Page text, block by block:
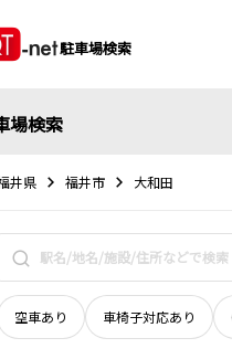
駐車場検索
場検索
井県 福井市 大和田
空車あり 車椅子対応あり